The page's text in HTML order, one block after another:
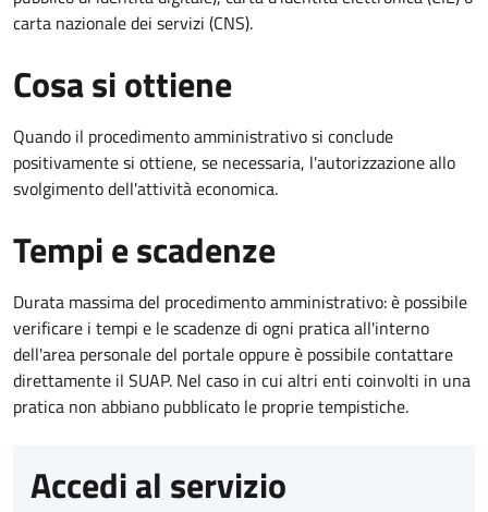
carta nazionale dei servizi (CNS).
Cosa si ottiene
Quando il procedimento amministrativo si conclude
positivamente si ottiene, se necessaria, l'autorizzazione allo
svolgimento dell'attività economica.
Tempi e scadenze
Durata massima del procedimento amministrativo: è possibile
verificare i tempi e le scadenze di ogni pratica all'interno
dell'area personale del portale oppure è possibile contattare
direttamente il SUAP. Nel caso in cui altri enti coinvolti in una
pratica non abbiano pubblicato le proprie tempistiche.
Accedi al servizio